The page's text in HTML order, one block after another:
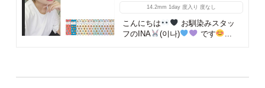
14.2mm 1day 度入り 度なし
こんにちは
お馴染みスタッ
フのINA
(이나) です ...